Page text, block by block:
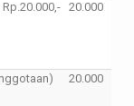
20.000
20.000